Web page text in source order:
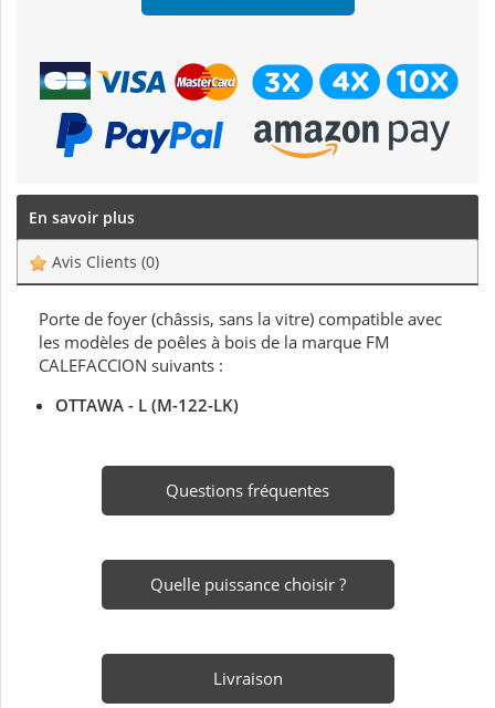
En savoir plus
Avis Clients (0)
Porte de foyer (châssis, sans la vitre) compatible avec
les modèles de poêles à bois de la marque FM
CALEFACCION suivants :
OTTAWA - L (M-122-LK)
Questions fréquentes
Quelle puissance choisir ?
Livraison